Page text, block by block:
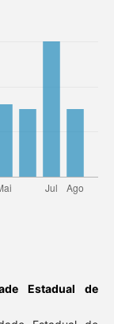
Estadual de